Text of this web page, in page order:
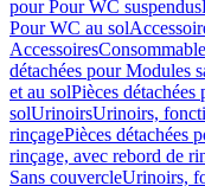
pour Pour WC suspendus
Pour WC au sol
Accessoires
détachées pour Modules
et au solPièces détachées
solUrinoirsUrinoirs,
rinçagePièces détachées
rinçage, avec rebord de
Sans couvercleUrinoirs,